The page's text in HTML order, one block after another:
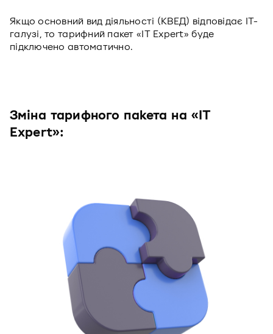
Якщо основний вид діяльності (КВЕД) відповідає IT-
галузі, то тарифний пакет «IT Expert» буде
підключено автоматично.
Зміна тарифного пакета на «IT
Expert»: